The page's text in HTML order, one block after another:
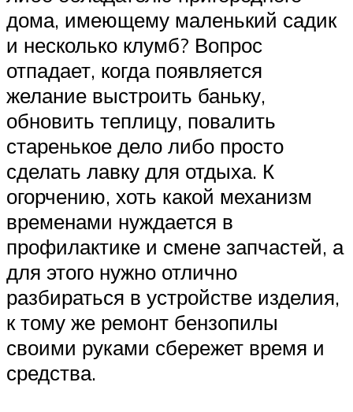
дома, имеющему маленький садик
и несколько клумб? Вопрос
отпадает, когда появляется
желание выстроить баньку,
обновить теплицу, повалить
старенькое дело либо просто
сделать лавку для отдыха. К
огорчению, хоть какой механизм
временами нуждается в
профилактике и смене запчастей, а
для этого нужно отлично
разбираться в устройстве изделия,
к тому же ремонт бензопилы
своими руками сбережет время и
средства.